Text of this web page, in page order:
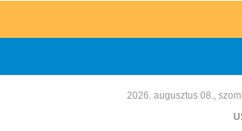
2026. augusztus 08.,